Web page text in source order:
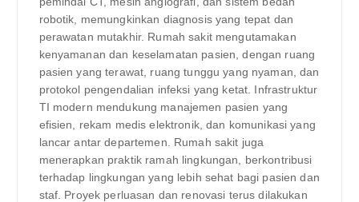
robotik, memungkinkan diagnosis yang tepat dan
perawatan mutakhir. Rumah sakit mengutamakan
kenyamanan dan keselamatan pasien, dengan ruang
pasien yang terawat, ruang tunggu yang nyaman, dan
protokol pengendalian infeksi yang ketat. Infrastruktur
TI modern mendukung manajemen pasien yang
efisien, rekam medis elektronik, dan komunikasi yang
lancar antar departemen. Rumah sakit juga
menerapkan praktik ramah lingkungan, berkontribusi
terhadap lingkungan yang lebih sehat bagi pasien dan
staf. Proyek perluasan dan renovasi terus dilakukan